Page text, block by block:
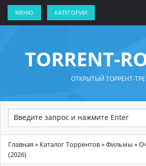
МЕНЮ КАТЕГОРИИ
TORRENT-
ОТКРЫТЫЙ ТОРРЕНТ-
Главная » Каталог Торрентов»Фильмы »
(2026)